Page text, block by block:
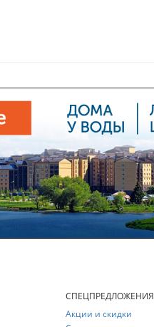
СПЕЦПРЕДЛОЖЕНИЯ
Акции и скидки